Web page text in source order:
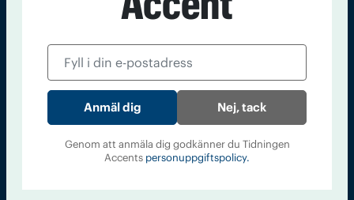
Sveriges största tidning om droger och nykterhet
Tidningen Accent, A4, Bondegatan 21, 116 33 Stockholm
accent@iogt.se
barbro@a4.se.
Nej, tack
Genom att anmäla dig godkänner du Tidningen
Accents personuppgiftspolicy.